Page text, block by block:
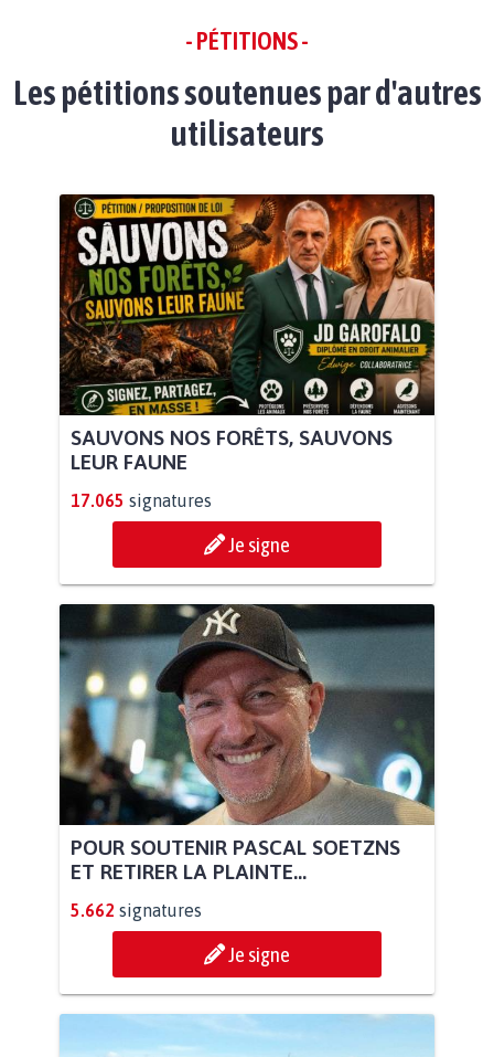
- PÉTITIONS -
Les pétitions soutenues par d'autres
utilisateurs
SAUVONS NOS FORÊTS, SAUVONS
LEUR FAUNE
17.065 signatures
Je signe
POUR SOUTENIR PASCAL SOETZNS
ET RETIRER LA PLAINTE...
5.662 signatures
Je signe